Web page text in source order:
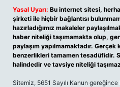
Yasal Uyarı: Bu internet sitesi,
şirketi ile hiçbir bağlantısı
hazırladığımız makaleler
haber niteliği taşımamakta olup,
paylaşım yapılmamaktadır.
benzerlikleri tamamen tesadüfidir.
halindedir ve tavsiye niteliği
Sitemiz, 5651 Sayılı Kanun